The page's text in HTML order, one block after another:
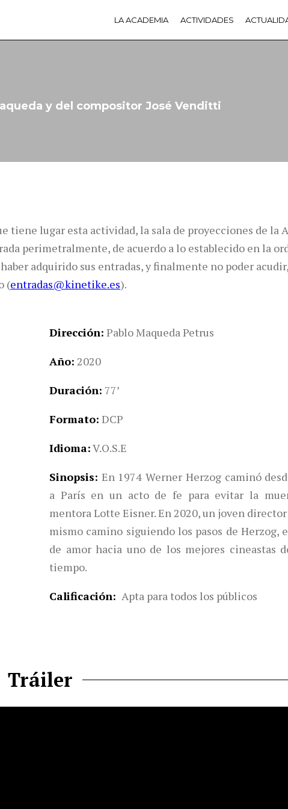
LA ACADEMIA ACTIVIDADES
y del compositor José Venditti
tiene lugar esta actividad, la sala de proyecciones de la
perimetralmente, de acuerdo a lo establecido en la
adquirido sus entradas, y finalmente no poder
(entradas@kinetike.es).
Dirección Pablo Maqueda Petrus
Año 2020
Duración 77’
Formato DCP
Idioma V.O.S.E
Sinopsis En 1974 Werner Herzog caminó
a París en un acto de fe para evitar la
mentora Lotte Eisner. En 2020, un joven
mismo camino siguiendo los pasos de Herzog,
de amor hacia uno de los mejores cineastas
tiempo.
Calificación
Apta para todos los públicos
Tráiler
LA ACADEMIA PREMIOS GOYA